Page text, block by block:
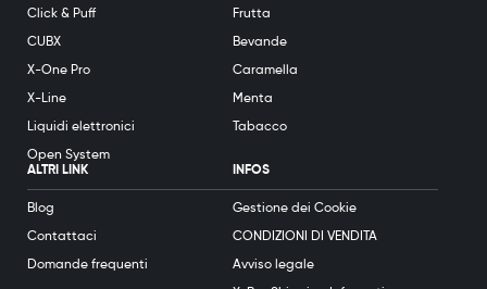
Click & Puff
CUBX
X-One Pro
X-Line
Liquidi elettronici
Open System
Frutta
Bevande
Caramella
Menta
Tabacco
ALTRI LINK
Blog
Contattaci
Domande frequenti
INFOS
Gestione dei Cookie
CONDIZIONI DI VENDITA
Avviso legale